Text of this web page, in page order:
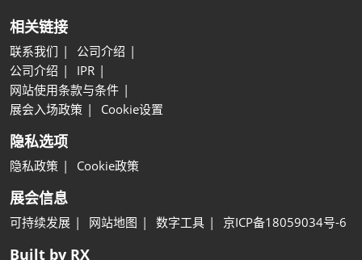
相关链接
联系我们
公司介绍
公司介绍
IPR
网站使用条款与条件
展会入场政策
Cookie设置
隐私选项
隐私政策 Cookie政策
展会信息
可持续发展 网站地图 数字工具 京ICP备18059034号-6
Built by RX